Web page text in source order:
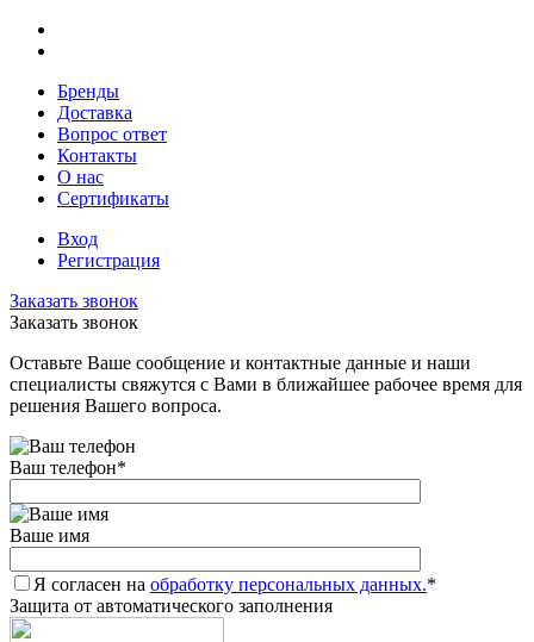
Бренды
Доставка
Вопрос ответ
Контакты
О нас
Сертификаты
Вход
Регистрация
Заказать звонок
Заказать звонок
Оставьте Ваше сообщение и контактные данные и наши
специалисты свяжутся с Вами в ближайшее рабочее время для
решения Вашего вопроса.
Ваш телефон*
Ваше имя
Я согласен на обработку персональных данных.*
Защита от автоматического заполнения